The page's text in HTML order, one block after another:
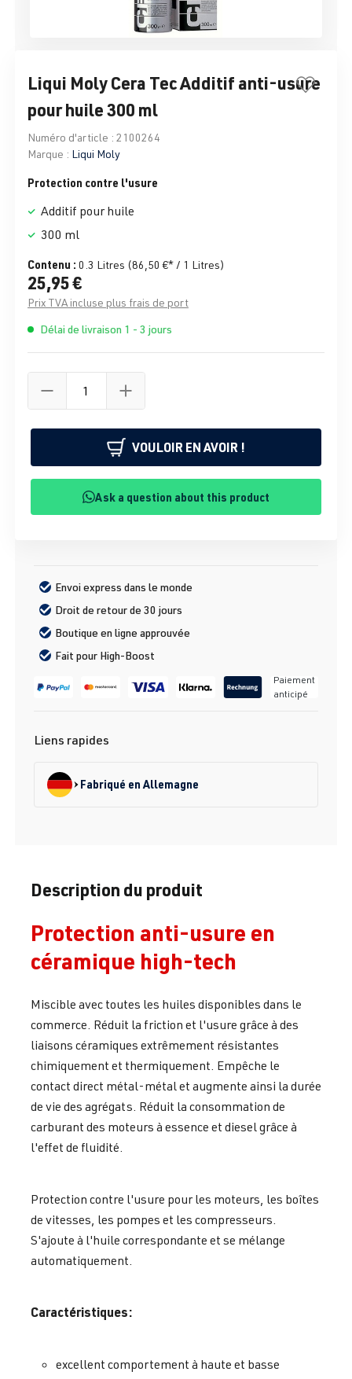
Liqui Moly Cera Tec Additif anti-usure
pour huile 300 ml
Numéro d'article : 2100264
Marque : Liqui Moly
Protection contre l'usure
Additif pour huile
300 ml
Contenu : 0.3 Litres (86,50 €* / 1 Litres)
25,95 €
Prix TVA incluse plus frais de port
Délai de livraison 1 - 3 jours
VOULOIR EN AVOIR !
Ask a question about this product
Envoi express dans le monde
Droit de retour de 30 jours
Boutique en ligne approuvée
Fait pour High-Boost
Paiement
anticipé
Liens rapides
Fabriqué en Allemagne
Description du produit
Protection anti-usure en
céramique high-tech
Miscible avec toutes les huiles disponibles dans le
commerce. Réduit la friction et l'usure grâce à des
liaisons céramiques extrêmement résistantes
chimiquement et thermiquement. Empêche le
contact direct métal-métal et augmente ainsi la durée
de vie des agrégats. Réduit la consommation de
carburant des moteurs à essence et diesel grâce à
l'effet de fluidité.
Protection contre l'usure pour les moteurs, les boîtes
de vitesses, les pompes et les compresseurs.
S'ajoute à l'huile correspondante et se mélange
automatiquement.
Caractéristiques:
excellent comportement à haute et basse